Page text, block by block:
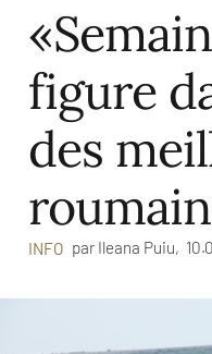
figure
des
INFO par Ileana Puiu,